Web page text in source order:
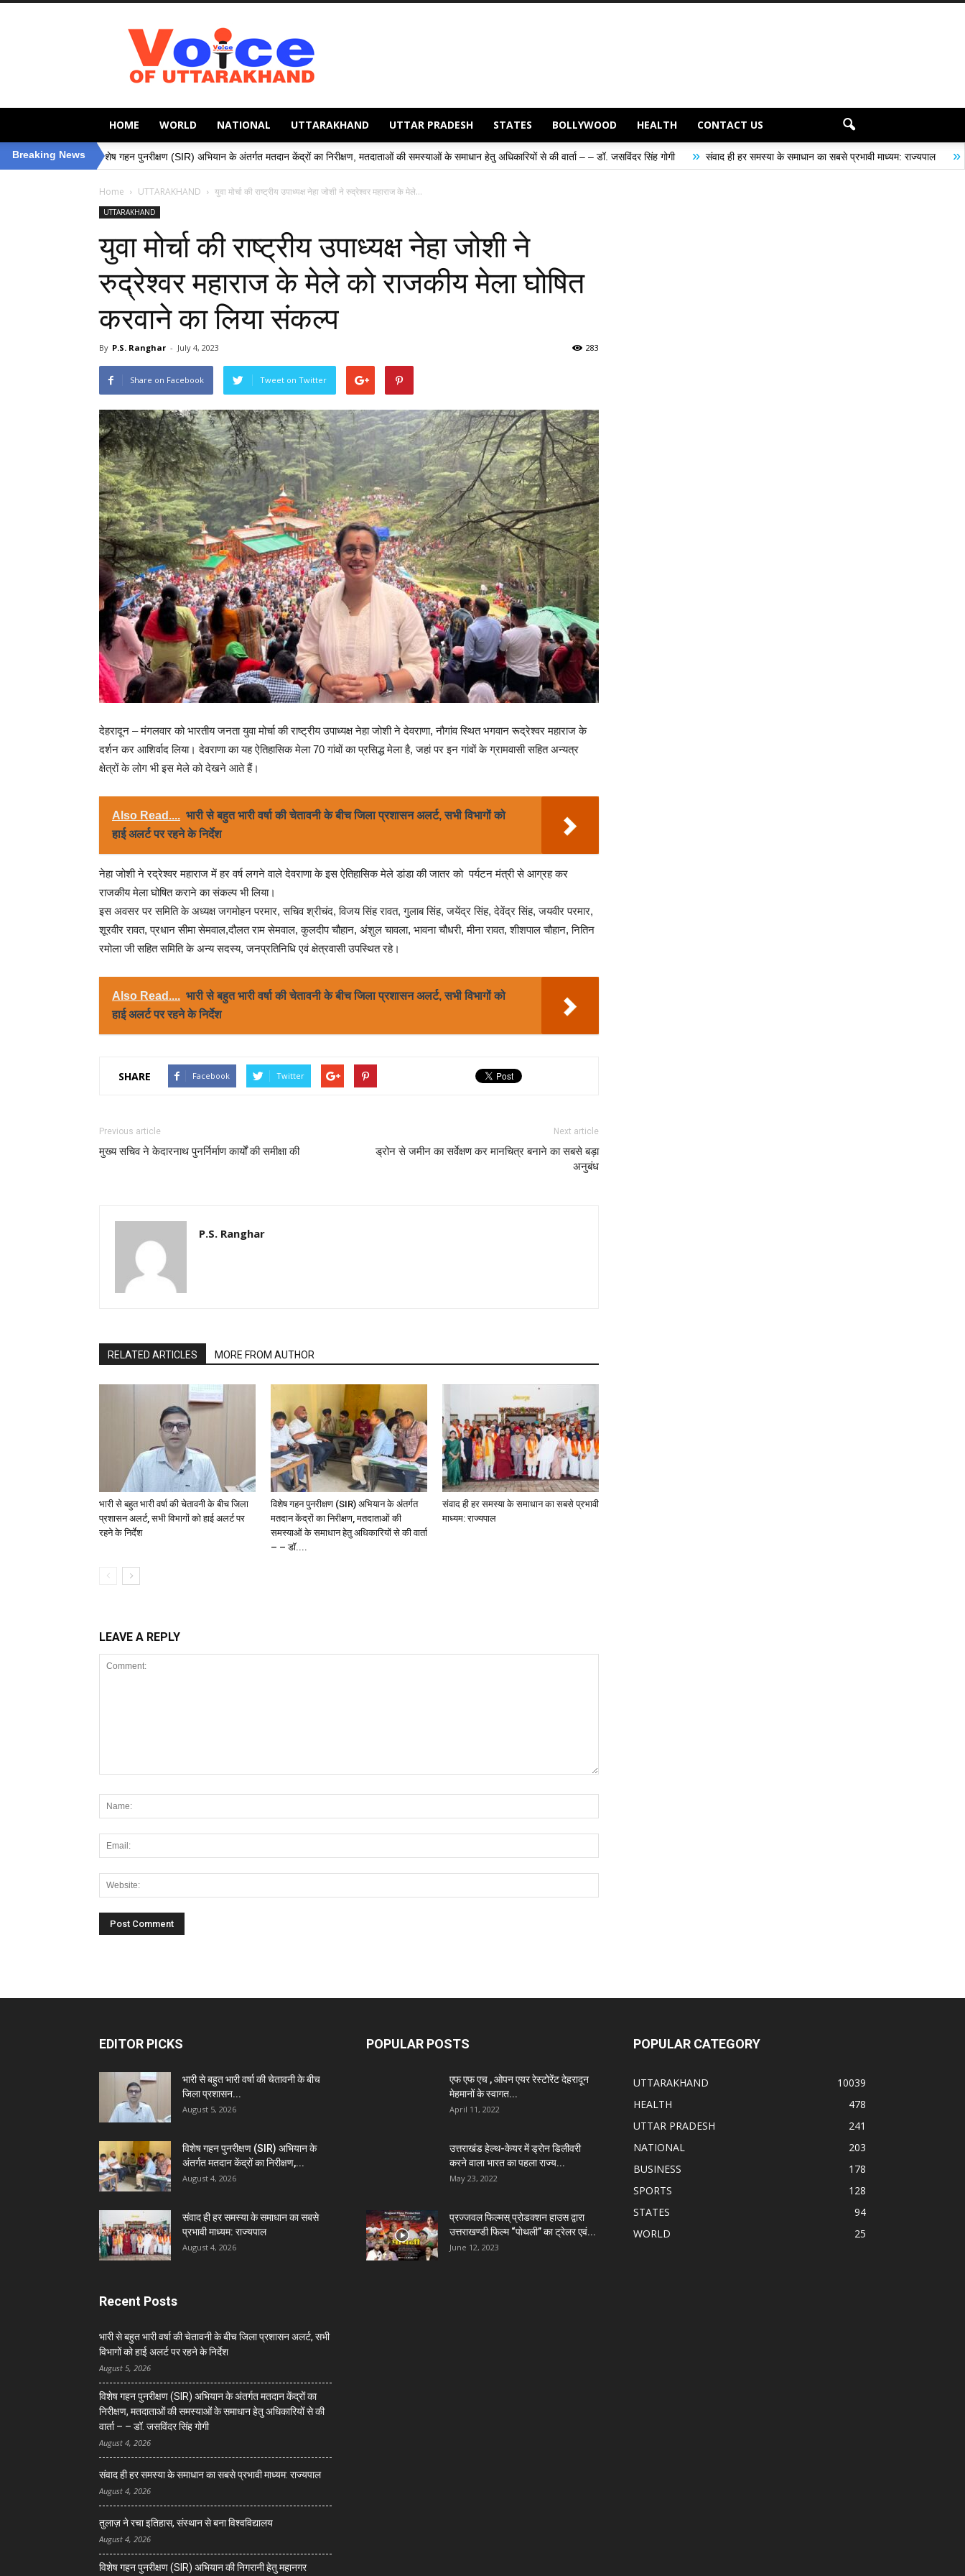
Voice
of
Uttarakhand
HOME WORLD NATIONAL UTTARAKHAND UTTAR PRADESH STATES BOLLYWOOD HEALTH CONTACT US
Breaking News
विशेष गहन पुनरीक्षण (SIR) अभियान के अंतर्गत मतदान केंद्रों का निरीक्षण, मतदाताओं की समस्याओं के समाधान हेतु अधिकारियों से की वार्ता – – डॉ. जसविंदर सिंह गोगी » संवाद ही हर समस्या के समाधान का सबसे प्रभावी माध्यम: राज्यपाल » तुलाज़ ने रचा इतिहास,
Home UTTARAKHAND युवा मोर्चा की राष्ट्रीय उपाध्यक्ष नेहा जोशी ने रुद्रेश्वर महाराज के मेले...
UTTARAKHAND
युवा मोर्चा की राष्ट्रीय उपाध्यक्ष नेहा जोशी ने
रुद्रेश्वर महाराज के मेले को राजकीय मेला घोषित
करवाने का लिया संकल्प
By P.S. Ranghar - July 4, 2023 283
Share on Facebook Tweet on Twitter
देहरादून – मंगलवार को भारतीय जनता युवा मोर्चा की राष्ट्रीय उपाध्यक्ष नेहा जोशी ने देवराणा, नौगांव स्थित भगवान रूद्रेश्वर महाराज के
दर्शन कर आशिर्वाद लिया। देवराणा का यह ऐतिहासिक मेला 70 गांवों का प्रसिद्ध मेला है, जहां पर इन गांवों के ग्रामवासी सहित अन्यत्र
क्षेत्रों के लोग भी इस मेले को देखने आते हैं।
Also Read.... भारी से बहुत भारी वर्षा की चेतावनी के बीच जिला प्रशासन अलर्ट, सभी विभागों को
हाई अलर्ट पर रहने के निर्देश
नेहा जोशी ने रद्रेश्वर महाराज में हर वर्ष लगने वाले देवराणा के इस ऐतिहासिक मेले डांडा की जातर को पर्यटन मंत्री से आग्रह कर
राजकीय मेला घोषित कराने का संकल्प भी लिया।
इस अवसर पर समिति के अध्यक्ष जगमोहन परमार, सचिव श्रीचंद, विजय सिंह रावत, गुलाब सिंह, जयेंद्र सिंह, देवेंद्र सिंह, जयवीर परमार,
शूरवीर रावत, प्रधान सीमा सेमवाल,दौलत राम सेमवाल, कुलदीप चौहान, अंशुल चावला, भावना चौधरी, मीना रावत, शीशपाल चौहान, नितिन
रमोला जी सहित समिति के अन्य सदस्य, जनप्रतिनिधि एवं क्षेत्रवासी उपस्थित रहे।
Also Read.... भारी से बहुत भारी वर्षा की चेतावनी के बीच जिला प्रशासन अलर्ट, सभी विभागों को
हाई अलर्ट पर रहने के निर्देश
SHARE Facebook Twitter
Previous article
मुख्य सचिव ने केदारनाथ पुनर्निर्माण कार्यों की समीक्षा की
Next article
ड्रोन से जमीन का सर्वेक्षण कर मानचित्र बनाने का सबसे बड़ा
अनुबंध
P.S. Ranghar
RELATED ARTICLES MORE FROM AUTHOR
भारी से बहुत भारी वर्षा की चेतावनी के बीच जिला
प्रशासन अलर्ट, सभी विभागों को हाई अलर्ट पर
रहने के निर्देश
विशेष गहन पुनरीक्षण (SIR) अभियान के अंतर्गत
मतदान केंद्रों का निरीक्षण, मतदाताओं की
समस्याओं के समाधान हेतु अधिकारियों से की वार्ता
– – डॉ....
संवाद ही हर समस्या के समाधान का सबसे प्रभावी
माध्यम: राज्यपाल
LEAVE A REPLY
EDITOR PICKS
भारी से बहुत भारी वर्षा की चेतावनी के बीच
जिला प्रशासन...
August 5, 2026
विशेष गहन पुनरीक्षण (SIR) अभियान के
अंतर्गत मतदान केंद्रों का निरीक्षण,...
August 4, 2026
संवाद ही हर समस्या के समाधान का सबसे
प्रभावी माध्यम: राज्यपाल
August 4, 2026
Recent Posts
भारी से बहुत भारी वर्षा की चेतावनी के बीच जिला प्रशासन अलर्ट, सभी
विभागों को हाई अलर्ट पर रहने के निर्देश
August 5, 2026
विशेष गहन पुनरीक्षण (SIR) अभियान के अंतर्गत मतदान केंद्रों का
निरीक्षण, मतदाताओं की समस्याओं के समाधान हेतु अधिकारियों से की
वार्ता – – डॉ. जसविंदर सिंह गोगी
August 4, 2026
संवाद ही हर समस्या के समाधान का सबसे प्रभावी माध्यम: राज्यपाल
August 4, 2026
तुलाज़ ने रचा इतिहास, संस्थान से बना विश्वविद्यालय
August 4, 2026
विशेष गहन पुनरीक्षण (SIR) अभियान की निगरानी हेतु महानगर
POPULAR POSTS
एफ एफ एच , ओपन एयर रेस्टोरेंट देहरादून
मेहमानों के स्वागत...
April 11, 2022
उत्तराखंड हेल्थ-केयर में ड्रोन डिलीवरी
करने वाला भारत का पहला राज्य...
May 23, 2022
प्रज्जवल फिल्मस् प्रोडक्शन हाउस द्वारा
उत्तराखण्डी फिल्म “पोथली” का ट्रेलर एवं...
June 12, 2023
POPULAR CATEGORY
UTTARAKHAND
10039
HEALTH
478
UTTAR PRADESH
241
NATIONAL
203
BUSINESS
178
SPORTS
128
STATES
94
WORLD
25